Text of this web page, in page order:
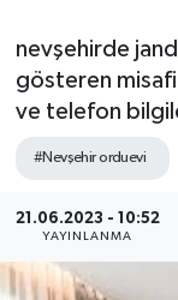
nevşehirde
gösteren
ve telefon
#Nevşehir orduevi
21.06.2023 - 10:52
YAYINLANMA